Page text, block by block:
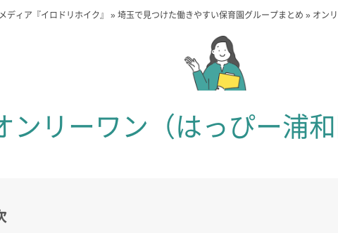
ィア『イロドリホイク』 » 埼玉で見つけた働きやすい保育園グループまとめ » オン
ンリーワン（はっぴー浦和